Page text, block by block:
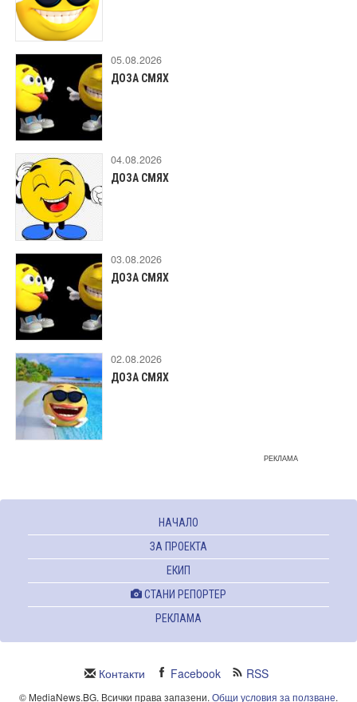
05.08.2026
ДОЗА СМЯХ
04.08.2026
ДОЗА СМЯХ
03.08.2026
ДОЗА СМЯХ
02.08.2026
ДОЗА СМЯХ
РЕКЛАМА
НАЧАЛО
ЗА ПРОЕКТА
ЕКИП
СТАНИ РЕПОРТЕР
РЕКЛАМА
Контакти Facebook RSS
© MediaNews.BG. Всички права запазени.Общи условия за ползване.